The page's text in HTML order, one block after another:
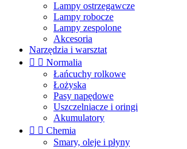
Lampy ostrzegawcze
Lampy robocze
Lampy zespolone
Akcesoria
Narzędzia i warsztat
  Normalia
Łańcuchy rolkowe
Łożyska
Pasy napędowe
Uszczelniacze i oringi
Akumulatory
  Chemia
Smary, oleje i płyny